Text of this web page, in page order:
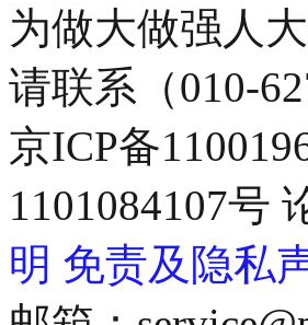
为做大做强人
请联系（010-
京ICP备
1101084107号
明 免责及隐私